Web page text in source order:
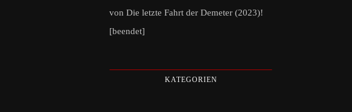
von Die letzte Fahrt der Demeter (2023)!
[beendet]
KATEGORIEN